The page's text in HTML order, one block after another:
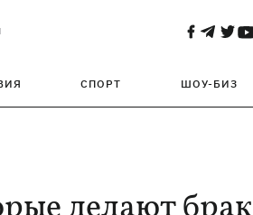
СПОРТ ШОУ-БИЗ